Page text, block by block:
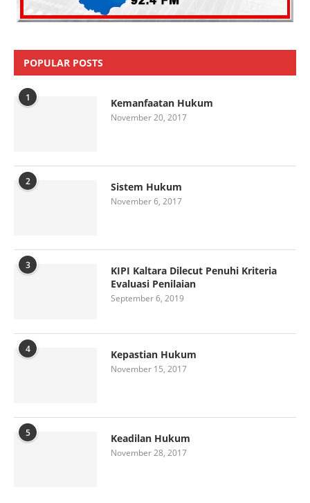
POPULAR POSTS
1 Kemanfaatan Hukum
November 20, 2017
2 Sistem Hukum
November 6, 2017
3
KIPI Kaltara Dilecut Penuhi Kriteria
Evaluasi Penilaian
September 6, 2019
4 Kepastian Hukum
November 15, 2017
5 Keadilan Hukum
November 28, 2017